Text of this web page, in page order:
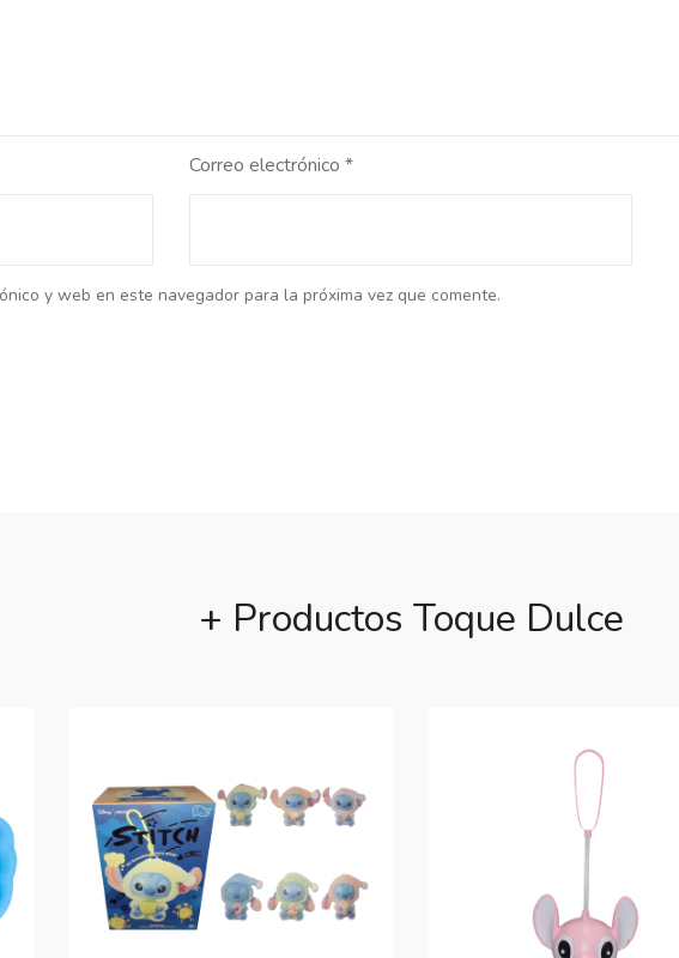
Correo electrónico *
y web en este navegador para la próxima vez que comente.
+ Productos Toque Dulce